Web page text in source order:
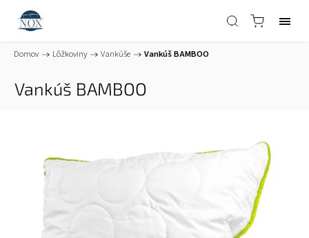
Domov / Lôžkoviny / Vankúše / Vankúš BAMBOO
Vankúš BAMBOO